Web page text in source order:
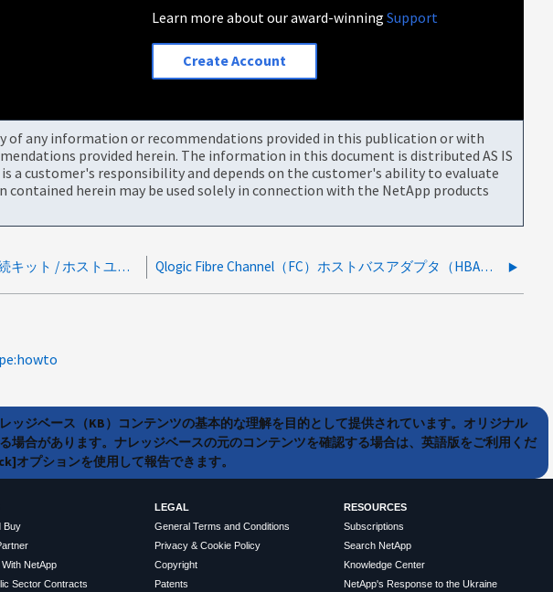
Learn more about our award-winningSupport
Create Account
of any information or recommendations provided in this publication or with
provided herein. The information in this document is distributed AS IS
customer's responsibility and depends on the customer's ability to evaluate
herein may be used solely in connection with the NetApp products
インストールされているホスト接続キット / ホストユーティリティのバージョンを確認する方法 Qlogic Fibre Channel（FC）ホストバスアダプタ（HBA）をストレージエリアネットワーク（SAN）からのブート用に設定する方法
ジベース（KB）コンテンツの基本的な理解を目的として提供されています。オリジナル
合があります。ナレッジベースの元のコンテンツを確認する場合は、英語版をご利用くだ
オプションを使用して報告できます。
Buy
With NetApp
Sector Contracts
LEGAL
General Terms and Conditions
Privacy & Cookie Policy
Copyright
Patents
RESOURCES
Subscriptions
Search NetApp
Knowledge Center
NetApp's Response to the Ukraine